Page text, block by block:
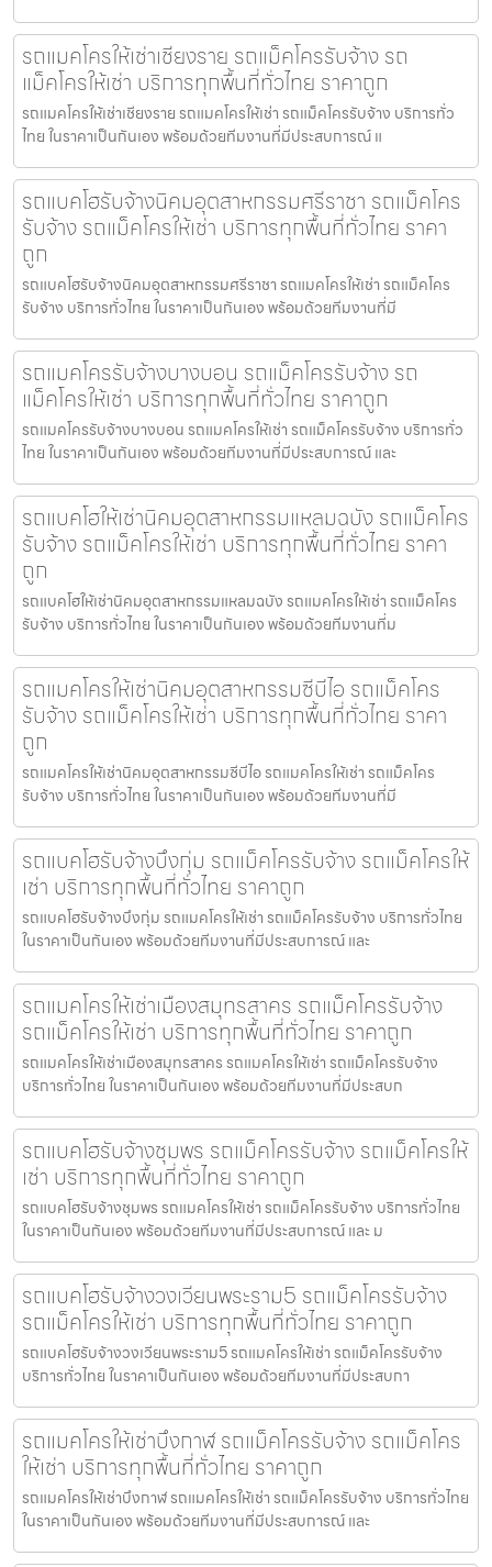
รถแมคโครให้เช่าเชียงราย รถแม็คโครรับจ้าง รถ
แม็คโครให้เช่า บริการทุกพื้นที่ทั่วไทย ราคาถูก
รถแมคโครให้เช่าเชียงราย รถแมคโครให้เช่า รถแม็คโครรับจ้าง บริการทั่ว
ไทย ในราคาเป็นกันเอง พร้อมด้วยทีมงานที่มีประสบการณ์ แ
รถแบคโฮรับจ้างนิคมอุตสาหกรรมศรีราชา รถแม็คโคร
รับจ้าง รถแม็คโครให้เช่า บริการทุกพื้นที่ทั่วไทย ราคา
ถูก
รถแบคโฮรับจ้างนิคมอุตสาหกรรมศรีราชา รถแมคโครให้เช่า รถแม็คโคร
รับจ้าง บริการทั่วไทย ในราคาเป็นกันเอง พร้อมด้วยทีมงานที่มี
รถแมคโครรับจ้างบางบอน รถแม็คโครรับจ้าง รถ
แม็คโครให้เช่า บริการทุกพื้นที่ทั่วไทย ราคาถูก
รถแมคโครรับจ้างบางบอน รถแมคโครให้เช่า รถแม็คโครรับจ้าง บริการทั่ว
ไทย ในราคาเป็นกันเอง พร้อมด้วยทีมงานที่มีประสบการณ์ และ
รถแบคโฮให้เช่านิคมอุตสาหกรรมแหลมฉบัง รถแม็คโคร
รับจ้าง รถแม็คโครให้เช่า บริการทุกพื้นที่ทั่วไทย ราคา
ถูก
รถแบคโฮให้เช่านิคมอุตสาหกรรมแหลมฉบัง รถแมคโครให้เช่า รถแม็คโคร
รับจ้าง บริการทั่วไทย ในราคาเป็นกันเอง พร้อมด้วยทีมงานที่ม
รถแมคโครให้เช่านิคมอุตสาหกรรมซีบีไอ รถแม็คโคร
รับจ้าง รถแม็คโครให้เช่า บริการทุกพื้นที่ทั่วไทย ราคา
ถูก
รถแมคโครให้เช่านิคมอุตสาหกรรมซีบีไอ รถแมคโครให้เช่า รถแม็คโคร
รับจ้าง บริการทั่วไทย ในราคาเป็นกันเอง พร้อมด้วยทีมงานที่มี
รถแบคโฮรับจ้างบึงกุ่ม รถแม็คโครรับจ้าง รถแม็คโครให้
เช่า บริการทุกพื้นที่ทั่วไทย ราคาถูก
รถแบคโฮรับจ้างบึงกุ่ม รถแมคโครให้เช่า รถแม็คโครรับจ้าง บริการทั่วไทย
ในราคาเป็นกันเอง พร้อมด้วยทีมงานที่มีประสบการณ์ และ
รถแมคโครให้เช่าเมืองสมุทรสาคร รถแม็คโครรับจ้าง
รถแม็คโครให้เช่า บริการทุกพื้นที่ทั่วไทย ราคาถูก
รถแมคโครให้เช่าเมืองสมุทรสาคร รถแมคโครให้เช่า รถแม็คโครรับจ้าง
บริการทั่วไทย ในราคาเป็นกันเอง พร้อมด้วยทีมงานที่มีประสบก
รถแบคโฮรับจ้างชุมพร รถแม็คโครรับจ้าง รถแม็คโครให้
เช่า บริการทุกพื้นที่ทั่วไทย ราคาถูก
รถแบคโฮรับจ้างชุมพร รถแมคโครให้เช่า รถแม็คโครรับจ้าง บริการทั่วไทย
ในราคาเป็นกันเอง พร้อมด้วยทีมงานที่มีประสบการณ์ และ ม
รถแบคโฮรับจ้างวงเวียนพระราม5 รถแม็คโครรับจ้าง
รถแม็คโครให้เช่า บริการทุกพื้นที่ทั่วไทย ราคาถูก
รถแบคโฮรับจ้างวงเวียนพระราม5 รถแมคโครให้เช่า รถแม็คโครรับจ้าง
บริการทั่วไทย ในราคาเป็นกันเอง พร้อมด้วยทีมงานที่มีประสบกา
รถแมคโครให้เช่าบึงกาฬ รถแม็คโครรับจ้าง รถแม็คโคร
ให้เช่า บริการทุกพื้นที่ทั่วไทย ราคาถูก
รถแมคโครให้เช่าบึงกาฬ รถแมคโครให้เช่า รถแม็คโครรับจ้าง บริการทั่วไทย
ในราคาเป็นกันเอง พร้อมด้วยทีมงานที่มีประสบการณ์ และ